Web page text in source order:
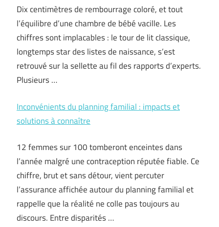
Dix centimètres de rembourrage coloré, et tout
l’équilibre d’une chambre de bébé vacille. Les
chiffres sont implacables : le tour de lit classique,
longtemps star des listes de naissance, s’est
retrouvé sur la sellette au fil des rapports d’experts.
Plusieurs …
Inconvénients du planning familial : impacts et
solutions à connaître
12 femmes sur 100 tomberont enceintes dans
l’année malgré une contraception réputée fiable. Ce
chiffre, brut et sans détour, vient percuter
l’assurance affichée autour du planning familial et
rappelle que la réalité ne colle pas toujours au
discours. Entre disparités …